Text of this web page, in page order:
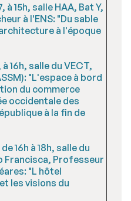
15h, salle HAA, Bat Y,
à l'ENS: "Du sable
à l'époque
16h, salle du VECT,
"L'espace à bord
du commerce
occidentale des
à la fin de
16h à 18h, salle du
Francisca, Professeur
"L hôtel
les visions du